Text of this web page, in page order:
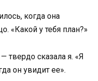
когда она
«Какой у тебя план?»
твердо сказала я. «Я
он увидит ее».